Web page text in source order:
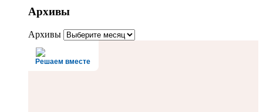
Архивы
Архивы
Решаем вместе